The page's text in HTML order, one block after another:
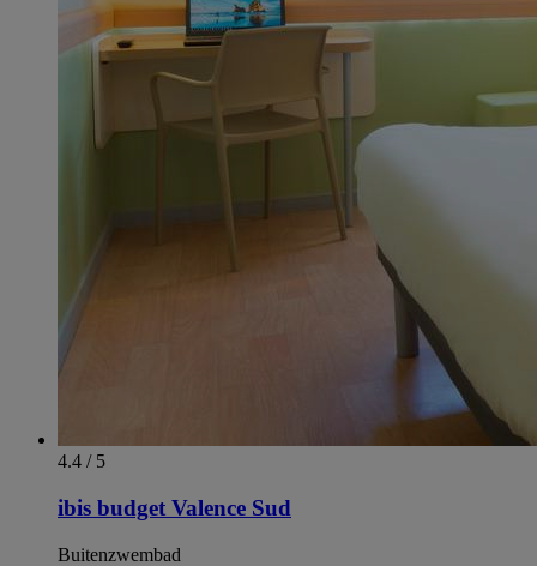
4.4 / 5
ibis budget Valence Sud
Buitenzwembad